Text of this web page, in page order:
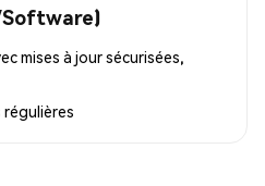
mises à jour sécurisées,